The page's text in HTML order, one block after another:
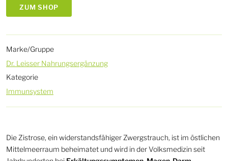
ZUM SHOP
Marke/Gruppe
Dr. Leisser Nahrungsergänzung
Kategorie
Immunsystem
Die Zistrose, ein widerstandsfähiger Zwergstrauch, ist im östlichen
Mittelmeerraum beheimatet und wird in der Volksmedizin seit